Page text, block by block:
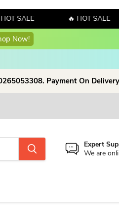
SALE 🔥 HOT SALE
Payment On
Expert
We are